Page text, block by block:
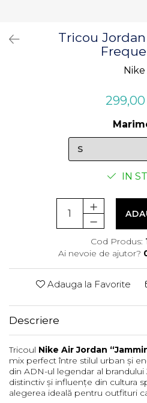
Tricou
Nike
IN
Cod Produs:
Ai nevoie de ajutor?
Adauga la Favorite
Descriere
Tricoul Nike AirJordan
mix perfect între stilul urban și
din ADN-ul legendar al
distinctiv și influențe din cultura
alegerea ideală pentru outfituri